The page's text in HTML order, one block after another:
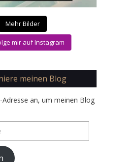
Mehr Bilder
mir auf Instagram
meinen Blog
Adresse an, um meinen Blog